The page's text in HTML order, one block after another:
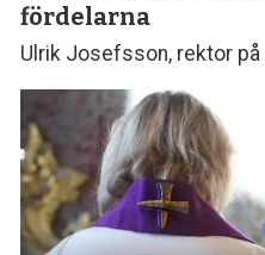
fördelarna
Ulrik Josefsson, rektor på